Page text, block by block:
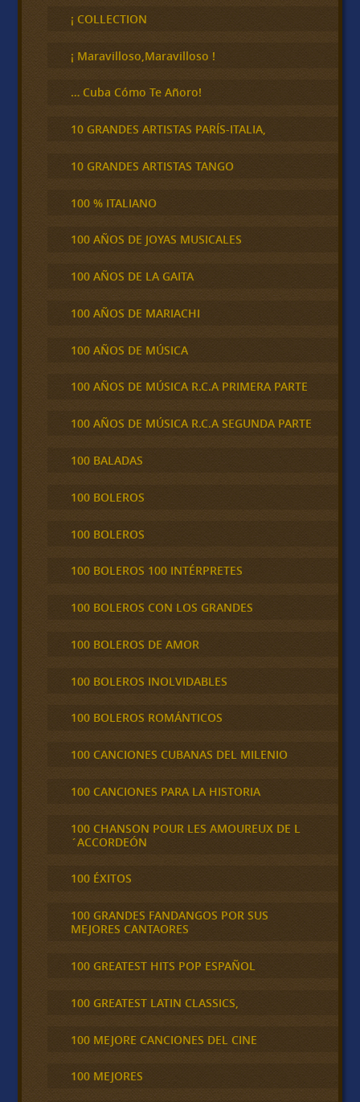
c
a
¡ COLLECTION
¡ Maravilloso,Maravilloso !
… Cuba Cómo Te Añoro!
10 GRANDES ARTISTAS PARÍS-ITALIA,
10 GRANDES ARTISTAS TANGO
100 % ITALIANO
100 AÑOS DE JOYAS MUSICALES
100 AÑOS DE LA GAITA
100 AÑOS DE MARIACHI
100 AÑOS DE MÚSICA
100 AÑOS DE MÚSICA R.C.A PRIMERA PARTE
100 AÑOS DE MÚSICA R.C.A SEGUNDA PARTE
100 BALADAS
100 BOLEROS
100 BOLEROS
100 BOLEROS 100 INTÉRPRETES
100 BOLEROS CON LOS GRANDES
100 BOLEROS DE AMOR
100 BOLEROS INOLVIDABLES
100 BOLEROS ROMÁNTICOS
100 CANCIONES CUBANAS DEL MILENIO
100 CANCIONES PARA LA HISTORIA
100 CHANSON POUR LES AMOUREUX DE L
´ACCORDEÓN
100 ÉXITOS
100 GRANDES FANDANGOS POR SUS
MEJORES CANTAORES
100 GREATEST HITS POP ESPAÑOL
100 GREATEST LATIN CLASSICS,
100 MEJORE CANCIONES DEL CINE
100 MEJORES